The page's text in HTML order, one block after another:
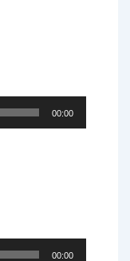
00:00
00:00